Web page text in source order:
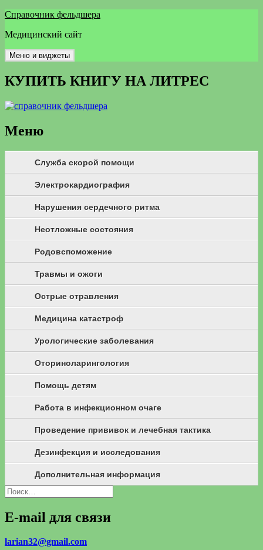
Перейти
содержимому
Справочник фельдшера
Медицинский сайт
Меню и виджеты
КУПИТЬ КНИГУ НА ЛИТРЕС
Меню
Служба скорой помощи
Электрокардиография
Нарушения сердечного ритма
Неотложные состояния
Родовспоможение
Травмы и ожоги
Острые отравления
Медицина катастроф
Урологические заболевания
Оториноларингология
Помощь детям
Работа в инфекционном очаге
Проведение прививок и лечебная тактика
Дезинфекция и исследования
Дополнительная информация
Найти:
E-mail для связи
larian32@gmail.com